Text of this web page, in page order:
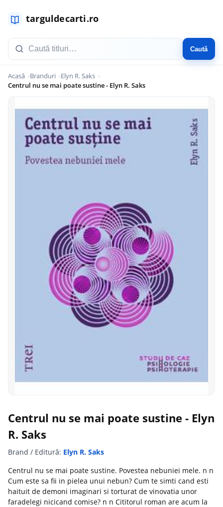
Caută
Acasă Branduri
Elyn R. Saks
Centrul nu se mai poate sustine - Elyn R. Saks
Centrul nu se mai poate sustine - Elyn
R. Saks
Brand / Editură: Elyn R. Saks
Centrul nu se mai poate sustine. Povestea nebuniei mele. n n
Cum este sa fii in pielea unui nebun? Cum te simti cand esti
haituit de demoni imaginari si torturat de vinovatia unor
faradelegi nicicand comise? n n Cititorul roman are acum la